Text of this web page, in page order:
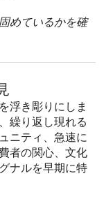
めているかを確
浮き彫りにしま
繰り返し現れる
ニティ、急速に
者の関心、文化
ナルを早期に特